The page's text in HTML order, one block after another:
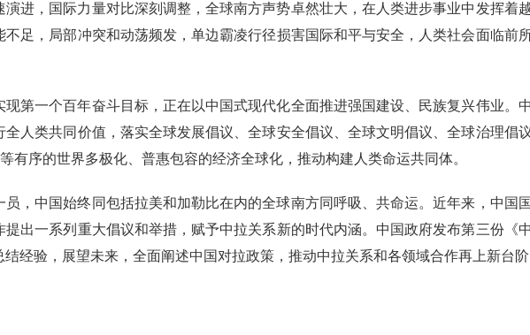
进，国际力量对比深刻调整，全球南方声势卓然壮大，在人类进步事业中发挥着
足，局部冲突和动荡频发，单边霸凌行径损害国际和平与安全，人类社会面临前
第一个百年奋斗目标，正在以中国式现代化全面推进强国建设、民族复兴伟业。
人类共同价值，落实全球发展倡议、全球安全倡议、全球文明倡议、全球治理倡
有序的世界多极化、普惠包容的经济全球化，推动构建人类命运共同体。
，中国始终同包括拉美和加勒比在内的全球南方同呼吸、共命运。近年来，中国
出一系列重大倡议和举措，赋予中拉关系新的时代内涵。中国政府发布第三份《
经验，展望未来，全面阐述中国对拉政策，推动中拉关系和各领域合作再上新台阶